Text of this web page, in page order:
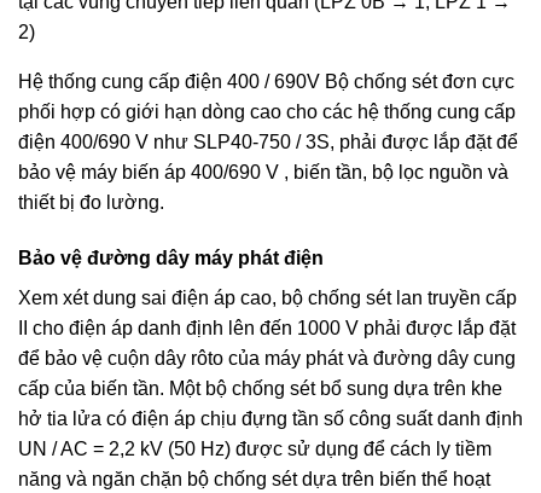
2)
Hệ thống cung cấp điện 400 / 690V Bộ chống sét đơn cực
phối hợp có giới hạn dòng cao cho các hệ thống cung cấp
điện 400/690 V như SLP40-750 / 3S, phải được lắp đặt để
bảo vệ máy biến áp 400/690 V , biến tần, bộ lọc nguồn và
thiết bị đo lường.
Bảo vệ đường dây máy phát điện
Xem xét dung sai điện áp cao, bộ chống sét lan truyền cấp
II cho điện áp danh định lên đến 1000 V phải được lắp đặt
để bảo vệ cuộn dây rôto của máy phát và đường dây cung
cấp của biến tần. Một bộ chống sét bổ sung dựa trên khe
hở tia lửa có điện áp chịu đựng tần số công suất danh định
UN / AC = 2,2 kV (50 Hz) được sử dụng để cách ly tiềm
năng và ngăn chặn bộ chống sét dựa trên biến thể hoạt